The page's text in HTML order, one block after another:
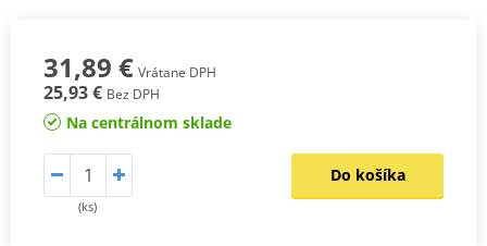
31,89 € Vrátane DPH
25,93 € Bez DPH
Na centrálnom sklade
(ks)
Do košíka